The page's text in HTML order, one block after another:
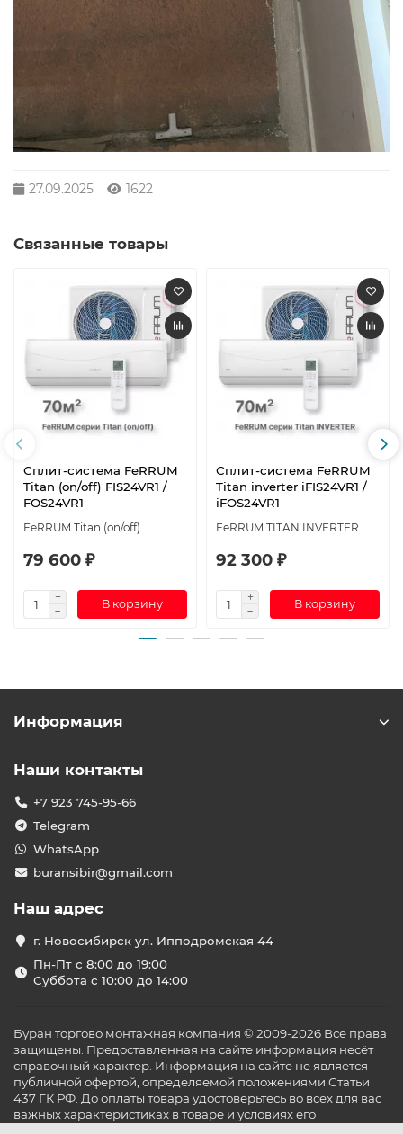
27.09.2025 1622
Связанные товары
Сплит-система FeRRUM
Titan (on/off) FIS24VR1 /
FOS24VR1
FeRRUM Titan (on/off)
79 600 ₽
В корзину
Сплит-система FeRRUM
Titan inverter iFIS24VR1 /
iFOS24VR1
FeRRUM TITAN INVERTER
92 300 ₽
В корзину
Информация
Наши контакты
+7 923 745-95-66
Telegram
WhatsApp
buransibir@gmail.com
Наш адрес
г. Новосибирск ул. Ипподромская 44
Пн-Пт с 8:00 до 19:00
Суббота с 10:00 до 14:00
Буран торгово монтажная компания © 2009-2026 Все права
защищены. Предоставленная на сайте информация несёт
справочный характер. Информация на сайте не является
публичной офертой, определяемой положениями Статьи
437 ГК РФ. До оплаты товара удостоверьтесь во всех для вас
важных характеристиках в товаре и условиях его